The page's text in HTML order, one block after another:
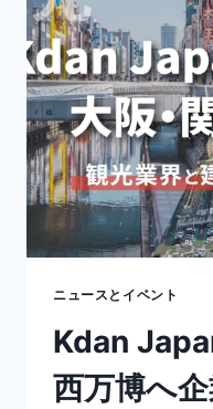
JAPAN
提
供
す
る
電
子
契
約
サ
ビ
「
ッ
ト
ニュースとイベント
Kdan
西万博へ